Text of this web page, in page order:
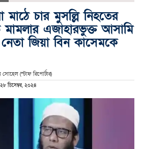
মাঠে চার মুসল্লি নিহতের
এজাহারভুক্ত আসামি
নেতা জিয়া বিন কাসেমকে
(স্টাফ রিপোর্টার)
ডিসেম্বর, ২০২৪